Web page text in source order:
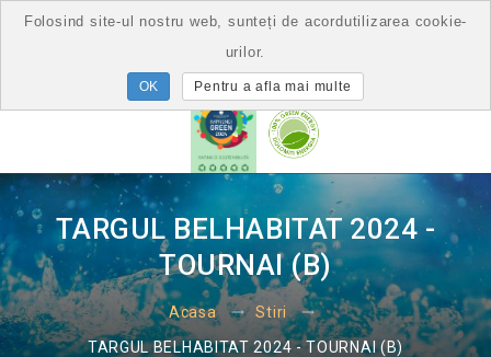
TARGUL BELHABITAT 2024 -
TOURNAI (B)
Acasa Stiri
TARGUL BELHABITAT 2024 - TOURNAI (B)
Folosind site-ul nostru web, sunteți de acordutilizarea cookie-
urilor.
Pentru a afla mai multe